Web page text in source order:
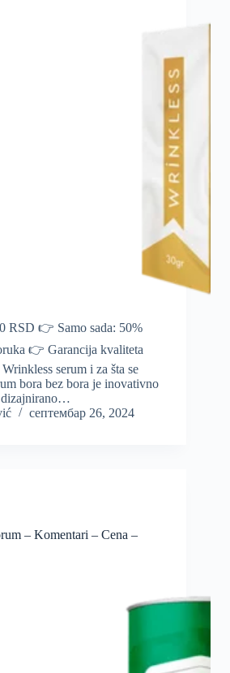
RSD 👉 Samo sada: 50%
👉 Garancija kvaliteta
serum i za šta se
bora bez bora je inovativno
dizajnirano…
септембар 26, 2024
– Komentari – Cena –